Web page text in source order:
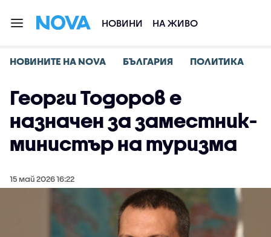
НОВИНИ НА ЖИВО
НОВИНИТЕ НА NOVA БЪЛГАРИЯ ПОЛИТИКА
Георги Тодоров е
назначен за заместник-
министър на туризма
15 май 2026 16:22